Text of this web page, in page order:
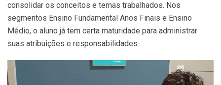
consolidar os conceitos e temas trabalhados. Nos
segmentos Ensino Fundamental Anos Finais e Ensino
Médio, o aluno já tem certa maturidade para administrar
suas atribuições e responsabilidades.